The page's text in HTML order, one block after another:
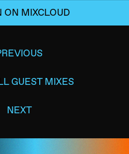
ON MIXCLOUD
GUEST MIXES
NEXT